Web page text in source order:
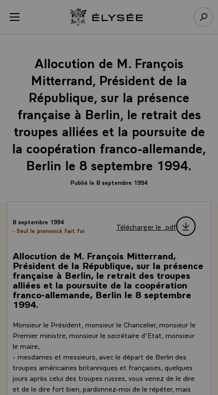
menu Retour à l’accueil Élysée
Allocution de M. François
Mitterrand, Président de la
République, sur la présence
française à Berlin, le retrait des
troupes alliées et la poursuite de
la coopération franco-allemande,
Berlin le 8 septembre 1994.
Publié le 8 septembre 1994
8 septembre 1994
- Seul le prononcé fait foi
Télécharger le .pdf
Allocution de M. François Mitterrand,
Président de la République, sur la présence
française à Berlin, le retrait des troupes
alliées et la poursuite de la coopération
franco-allemande, Berlin le 8 septembre
1994.
Monsieur le Président, monsieur le Chancelier, monsieur le
Premier ministre, monsieur le secrétaire d'Etat, monsieur
le maire,
- mesdames et messieurs, avec le départ de Berlin des
troupes américaines britanniques et françaises, quelques
jours après celui des troupes russes, vous venez de le dire
et de le dire fort bien, pardonnez-moi de le répéter, mais
Panneau de gestion des cookies